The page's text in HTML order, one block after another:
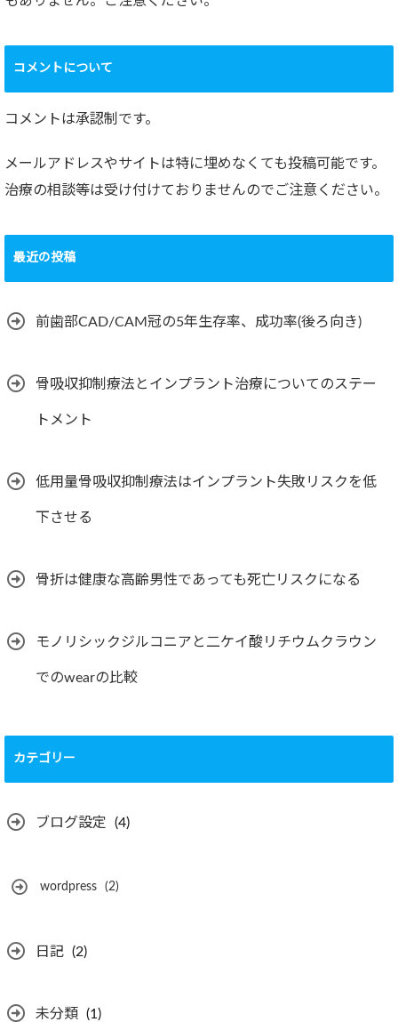
コメントについて
コメントは承認制です。
メールアドレスやサイトは特に埋めなくても投稿可能です。
治療の相談等は受け付けておりませんのでご注意ください。
最近の投稿
前歯部CAD/CAM冠の5年生存率、成功率(後ろ向き)
骨吸収抑制療法とインプラント治療についてのステー
トメント
低用量骨吸収抑制療法はインプラント失敗リスクを低
下させる
骨折は健康な高齢男性であっても死亡リスクになる
モノリシックジルコニアと二ケイ酸リチウムクラウン
でのwearの比較
カテゴリー
ブログ設定 (4)
wordpress (2)
日記 (2)
未分類 (1)